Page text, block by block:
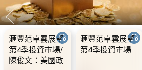
雲展望
資市場/
美國政
滙豐范卓雲展望
第4季投資市場
陳俊
府停
股調